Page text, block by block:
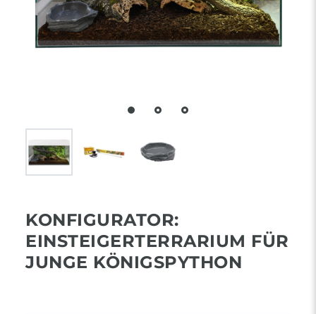
KONFIGURATOR:
EINSTEIGERTERRARIUM FÜR
JUNGE KÖNIGSPYTHON